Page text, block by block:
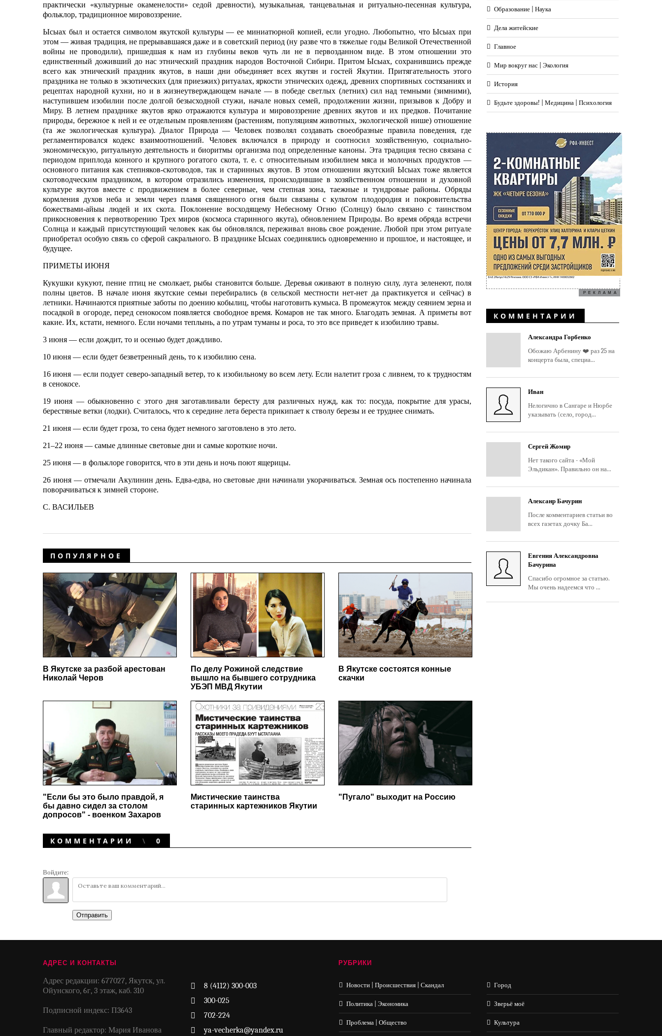
практически «культурные окаменелости» седой древности), музыкальная, танцевальная и ритуально-песенная культура,
фольклор, традиционное мировоззрение.
Ысыах был и остается символом якутской культуры — ее миниатюрной копией, если угодно. Любопытно, что Ысыах при
этом — живая традиция, не прерывавшаяся даже и в советский период (ну разве что в тяжелые годы Великой Отечественной
войны не проводили), пришедшая к нам из глубины веков чуть ли не в первозданном виде. В этом отношении это
единственный доживший до нас этнический праздник народов Восточной Сибири. Притом Ысыах, сохранившись прежде
всего как этнический праздник якутов, в наши дни объединяет всех якутян и гостей Якутии. Притягательность этого
праздника не только в экзотических (для приезжих) ритуалах, яркости этнических одежд, древних спортивных состязаниях и
рецептах народной кухни, но и в жизнеутверждающем начале — в победе светлых (летних) сил над темными (зимними),
наступившем изобилии после долгой безысходной стужи, начале новых семей, продолжении жизни, призывов к Добру и
Миру. В летнем празднике якутов ярко отражаются культура и мировоззрение древних якутов и их предков. Почитание
природы, бережное к ней и ее отдельным проявлениям (растениям, популяциям животных, экологической нише) отношение
(та же экологическая культура). Диалог Природа — Человек позволял создавать своеобразные правила поведения, где
регламентировался кодекс взаимоотношений. Человек включался в природу и соотносил хозяйственную, социально-
экономическую, ритуальную деятельность и биоритмы организма под определенные каноны. Эта традиция тесно связана с
периодом приплода конного и крупного рогатого скота, т. е. с относительным изобилием мяса и молочных продуктов —
основного питания как степняков-скотоводов, так и старинных якутов. В этом отношении якутский Ысыах тоже является
скотоводческим праздником, в котором отразились изменения, происходившие в хозяйственном отношении и духовной
культуре якутов вместе с продвижением в более северные, чем степная зона, таежные и тундровые районы. Обряды
кормления духов неба и земли через пламя священного огня были связаны с культом плодородия и покровительства
божествами-айыы людей и их скота. Поклонение восходящему Небесному Огню (Солнцу) было связано с таинством
прикосновения к первотворению Трех миров (космоса старинного якута), обновлением Природы. Во время обряда встречи
Солнца и каждый присутствующий человек как бы обновлялся, переживал вновь свое рождение. Любой при этом ритуале
приобретал особую связь со сферой сакрального. В празднике Ысыах соединялись одновременно и прошлое, и настоящее, и
будущее.
ПРИМЕТЫ ИЮНЯ
Кукушки кукуют, пение птиц не смолкает, рыбы становится больше. Деревья оживают в полную силу, луга зеленеют, поля
полны цветов. В начале июня якутские семьи перебирались (в сельской местности нет-нет да практикуется и сейчас) в
летники. Начинаются приятные заботы по доению кобылиц, чтобы наготовить кумыса. В промежуток между сеянием зерна и
посадкой в огороде, перед сенокосом появляется свободное время. Комаров не так много. Благодать земная. А приметы вот
какие. Их, кстати, немного. Если ночами теплынь, а по утрам туманы и роса, то это все приведет к изобилию травы.
3 июня — если дождит, то и осенью будет дождливо.
10 июня — если будет безветренный день, то к изобилию сена.
16 июня — если подует северо-западный ветер, то к изобильному во всем лету. Если налетит гроза с ливнем, то к трудностям
в сенокосе.
19 июня — обыкновенно с этого дня заготавливали бересту для различных нужд, как то: посуда, покрытие для урасы,
берестяные ветки (лодки). Считалось, что к середине лета береста прикипает к стволу березы и ее труднее снимать.
21 июня — если будет гроза, то сена будет немного заготовлено в это лето.
21–22 июня — самые длинные световые дни и самые короткие ночи.
25 июня — в фольклоре говорится, что в эти день и ночь поют ящерицы.
26 июня — отмечали Акулинин день. Едва-едва, но световые дни начинали укорачиваться. Земная ось постепенно начинала
поворачиваться к зимней стороне.
С. ВАСИЛЬЕВ
ПОПУЛЯРНОЕ
В Якутске за разбой арестован
Николай Черов
По делу Рожиной следствие
вышло на бывшего сотрудника
УБЭП МВД Якутии
В Якутске состоятся конные
скачки
"Если бы это было правдой, я
бы давно сидел за столом
допросов" - военком Захаров
Мистические таинства
старинных картежников Якутии
"Пугало" выходит на Россию
КОММЕНТАРИИ 0
Войдите:
Отправить
Образование | Наука
Дела житейские
Главное
Мир вокруг нас | Экология
История
Будьте здоровы! | Медицина | Психология
РЕКЛАМА
КОММЕНТАРИИ
Александра Горбенко
Обожаю Арбенину ❤️ раз 25 на
концерта была, специа...
Иван
Нелогично в Сангаре и Нюрбе
указывать (село, город...
Сергей Жомир
Нет такого сайта - «Мой
Эльдикан». Правильно он на...
Алексанр Бачурин
После комментариев статьи во
всех газетах дочку Ба...
Евгения Александровна
Бачурина
Спасибо огромное за статью.
Мы очень надеемся что ...
АДРЕС И КОНТАКТЫ
Адрес редакции: 677027, Якутск, ул.
Ойунского, 6г, 3 этаж, каб. 310
Подписной индекс: П3643
Главный редактор: Мария Иванова
8 (4112) 300-003
300-025
702-224
ya-vecherka@yandex.ru
РУБРИКИ
Новости | Происшествия | Скандал
Политика | Экономика
Проблема | Общество
Город
Зверьё моё
Культура